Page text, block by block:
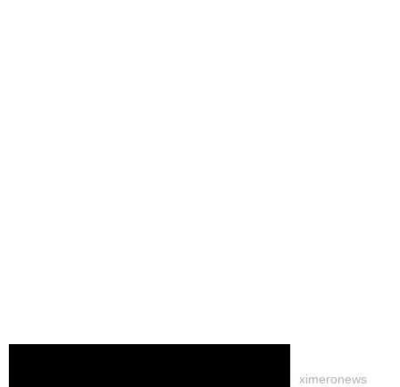
ximeronews